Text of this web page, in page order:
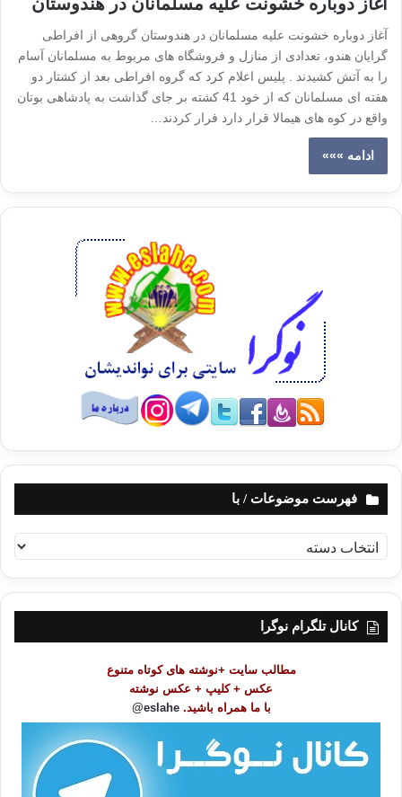
آغاز دوباره خشونت علیه مسلمانان در هندوستان گروهی از افراطی
گرایان هندو، تعدادی از منازل و فروشگاه های مربوط به مسلمانان آسام
را به آتش کشیدند . پلیس اعلام کرد که گروه افراطی بعد از کشتار دو
هفته ای مسلمانان که از خود 41 کشته بر جای گذاشت به پادشاهی بوتان
واقع در کوه های هیمالا قرار دارد فرار کردند…
ادامه »»»
فهرست موضوعات / با
ه
ر
کانال تلگرام نوگرا
مطالب سایت +نوشته های کوتاه متنوع
عکس + کلیپ + عکس نوشته
با ما همراه باشید. eslahe@